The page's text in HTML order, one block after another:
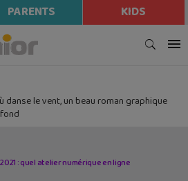
PARENTS KIDS
danse le vent, un beau roman graphique
: quel atelier numérique en ligne
modal-check